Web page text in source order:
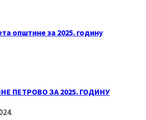
општине за 2025. годину
ПЕТРОВО ЗА 2025. ГОДИНУ